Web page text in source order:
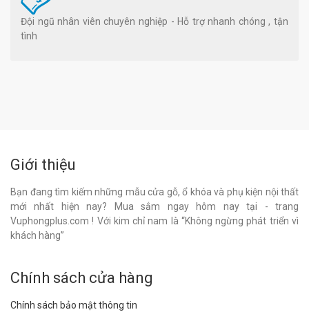
Đội ngũ nhân viên chuyên nghiệp - Hỗ trợ nhanh chóng , tận
tình
Giới thiệu
Bạn đang tìm kiếm những mẫu cửa gỗ, ổ khóa và phụ kiện nội thất
mới nhất hiện nay? Mua sắm ngay hôm nay tại - trang
Vuphongplus.com ! Với kim chỉ nam là “Không ngừng phát triển vì
khách hàng”
Chính sách cửa hàng
Chính sách bảo mật thông tin